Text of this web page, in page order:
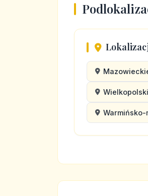
Warmińsko-